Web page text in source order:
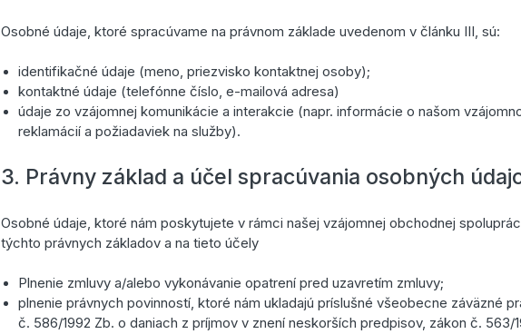
Osobné údaje, ktoré spracúvame na právnom základe uvedenom v článku III, sú:
identifikačné údaje (meno, priezvisko kontaktnej osoby);
kontaktné údaje (telefónne číslo, e-mailová adresa)
údaje zo vzájomnej komunikácie a interakcie (napr. informácie o našom
reklamácií a požiadaviek na služby).
3. Právny základ a účel spracúvania osobných
Osobné údaje, ktoré nám poskytujete v rámci našej vzájomnej obchodnej
týchto právnych základov a na tieto účely
Plnenie zmluvy a/alebo vykonávanie opatrení pred uzavretím zmluvy;
plnenie právnych povinností, ktoré nám ukladajú príslušné všeobecne záväzné
č. 586/1992 Zb. o daniach z príjmov v znení neskorších predpisov, zákon č. 563/